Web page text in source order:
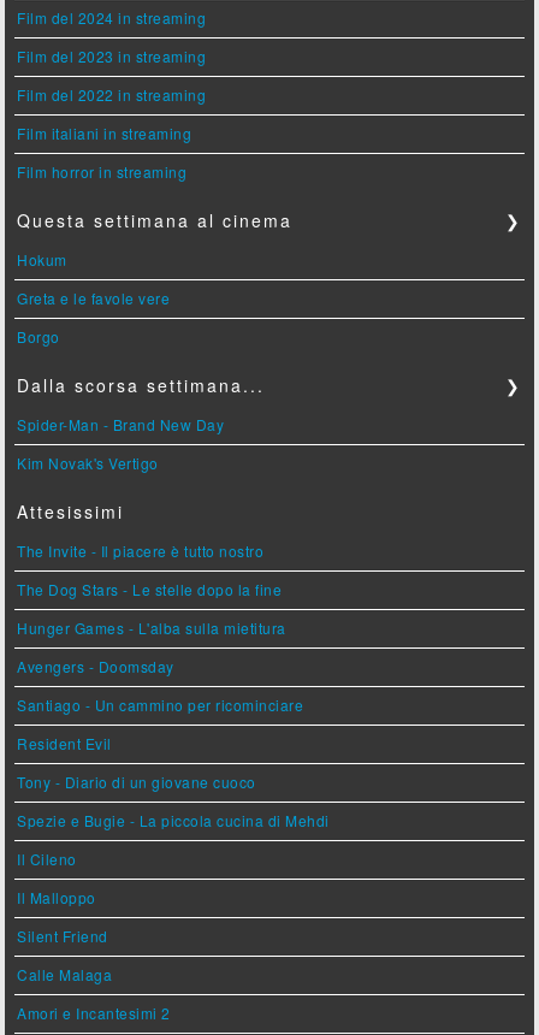
Film del 2024 in streaming
Film del 2023 in streaming
Film del 2022 in streaming
Film italiani in streaming
Film horror in streaming
Questa settimana al cinema ❯
Hokum
Greta e le favole vere
Borgo
Dalla scorsa settimana... ❯
Spider-Man - Brand New Day
Kim Novak's Vertigo
Attesissimi
The Invite - Il piacere è tutto nostro
The Dog Stars - Le stelle dopo la fine
Hunger Games - L'alba sulla mietitura
Avengers - Doomsday
Santiago - Un cammino per ricominciare
Resident Evil
Tony - Diario di un giovane cuoco
Spezie e Bugie - La piccola cucina di Mehdi
Il Cileno
Il Malloppo
Silent Friend
Calle Malaga
Amori e Incantesimi 2